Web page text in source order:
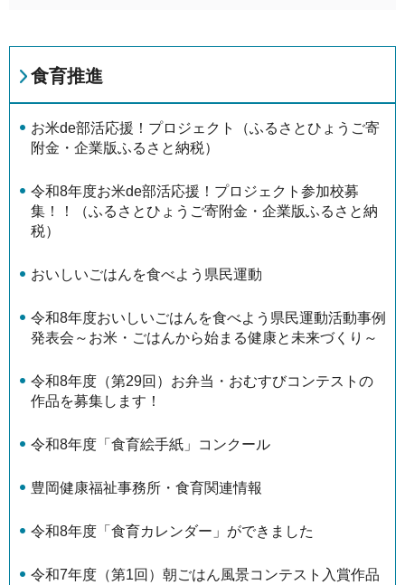
食育推進
お米de部活応援！プロジェクト（ふるさとひょうご寄
附金・企業版ふるさと納税）
令和8年度お米de部活応援！プロジェクト参加校募
集！！（ふるさとひょうご寄附金・企業版ふるさと納
税）
おいしいごはんを食べよう県民運動
令和8年度おいしいごはんを食べよう県民運動活動事例
発表会～お米・ごはんから始まる健康と未来づくり～
令和8年度（第29回）お弁当・おむすびコンテストの
作品を募集します！
令和8年度「食育絵手紙」コンクール
豊岡健康福祉事務所・食育関連情報
令和8年度「食育カレンダー」ができました
令和7年度（第1回）朝ごはん風景コンテスト入賞作品